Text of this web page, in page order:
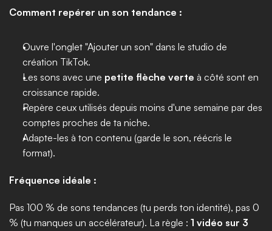
Comment repérer un son tendance :
Ouvre l'onglet "Ajouter un son" dans le studio de
création TikTok.
Les sons avec une petite flèche verte à côté sont en
croissance rapide.
Repère ceux utilisés depuis moins d'une semaine par des
comptes proches de ta niche.
Adapte-les à ton contenu (garde le son, réécris le
format).
Fréquence idéale :
Pas 100 % de sons tendances (tu perds ton identité), pas 0
% (tu manques un accélérateur). La règle : 1 vidéo sur 3